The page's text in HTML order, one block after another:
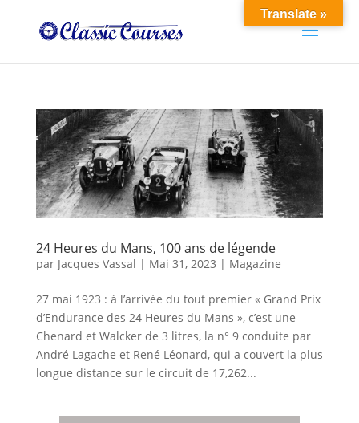
24 Heures du Mans, 100 ans de légende
par Jacques Vassal | Mai 31, 2023 | Magazine
27 mai 1923 : à l’arrivée du tout premier « Grand Prix
d’Endurance des 24 Heures du Mans », c’est une
Chenard et Walcker de 3 litres, la n° 9 conduite par
André Lagache et René Léonard, qui a couvert la plus
longue distance sur le circuit de 17,262...
Translate »